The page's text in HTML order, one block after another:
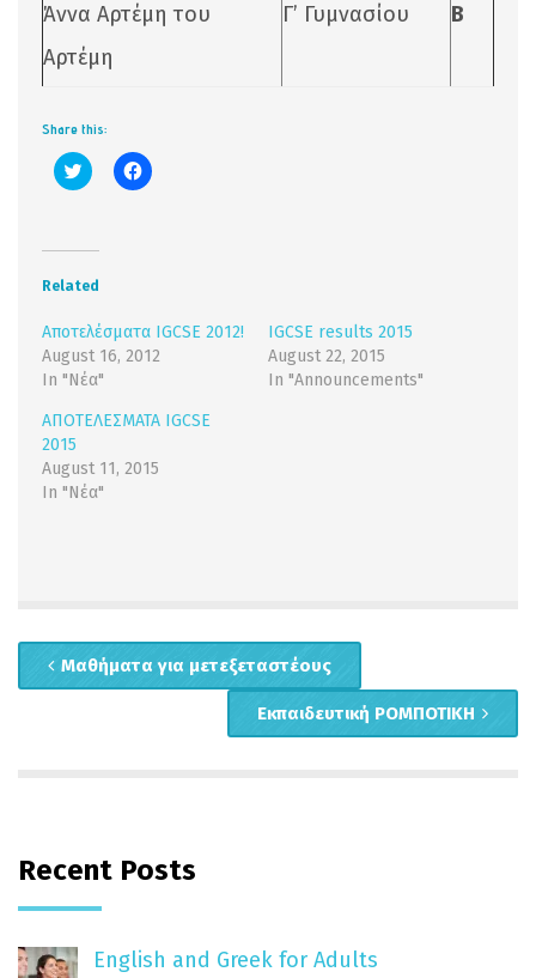
Άννα Αρτέμη του
Αρτέμη
Γ’ Γυμνασίου Β
Share this:
Click
to
(Opens
new
window)
Click
to
Related
Αποτελέσματα IGCSE 2012!
August 16, 2012
In "Νέα"
IGCSE results 2015
August 22, 2015
In "Announcements"
ΑΠΟΤΕΛΕΣΜΑΤΑ IGCSE
2015
August 11, 2015
In "Νέα"
Μαθήματα για μετεξεταστέους
Εκπαιδευτική ΡΟΜΠΟΤΙΚΗ
Recent Posts
English and Greek for Adults